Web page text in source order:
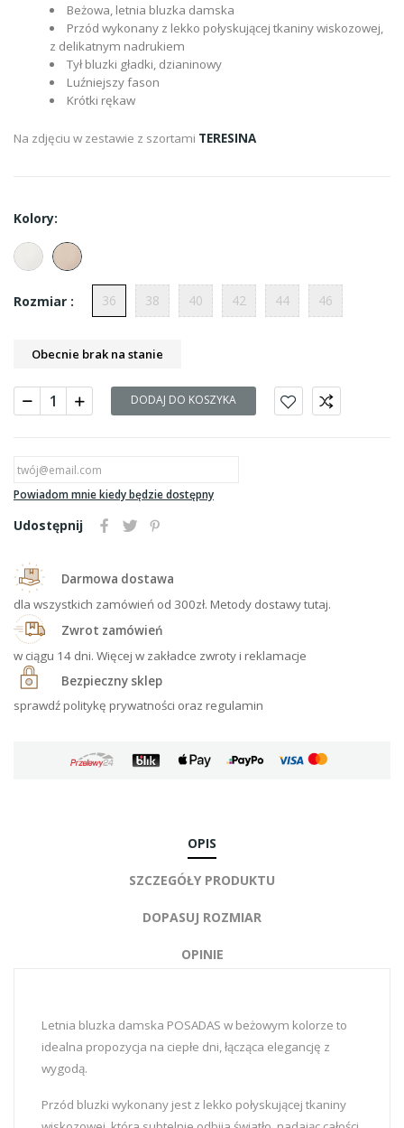
Beżowa, letnia bluzka damska
Przód wykonany z lekko połyskującej tkaniny wiskozowej,
z delikatnym nadrukiem
Tył bluzki gładki, dzianinowy
Luźniejszy fason
Krótki rękaw
Na zdjęciu w zestawie z szortami TERESINA
Kolory:
Rozmiar : 36 38 40 42 44 46
Obecnie brak na stanie
DODAJ DO KOSZYKA
Powiadom mnie kiedy będzie dostępny
Udostępnij
Darmowa dostawa
dla wszystkich zamówień od 300zł. Metody dostawy tutaj.
Zwrot zamówień
w ciągu 14 dni. Więcej w zakładce zwroty i reklamacje
Bezpieczny sklep
sprawdź politykę prywatności oraz regulamin
OPIS
SZCZEGÓŁY PRODUKTU
DOPASUJ ROZMIAR
OPINIE
Letnia bluzka damska POSADAS w beżowym kolorze to
idealna propozycja na ciepłe dni, łącząca elegancję z
wygodą.
Przód bluzki wykonany jest z lekko połyskującej tkaniny